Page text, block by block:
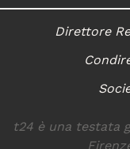
Direttore
t24 è una testata